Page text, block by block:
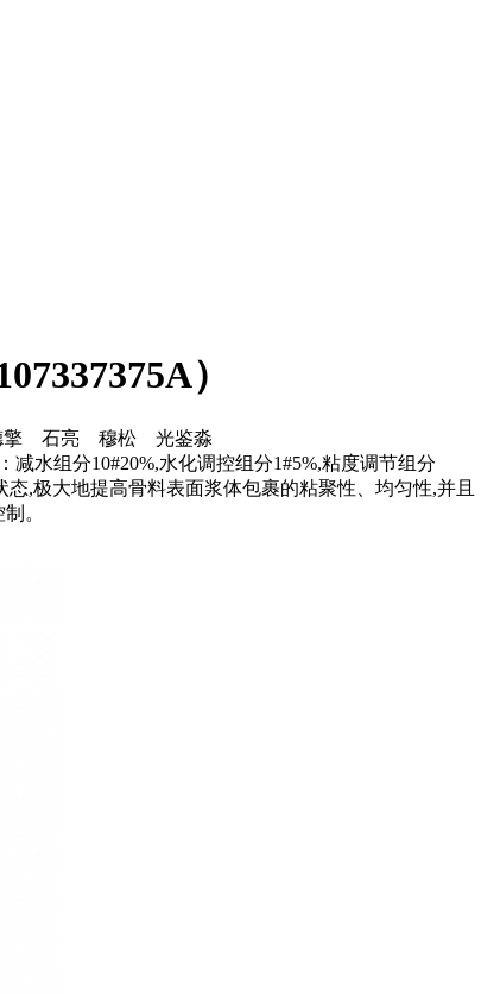
）
擎 石亮 穆松 光鉴淼
水组分10#20%,水化调控组分1#5%,粘度调节组分
,极大地提高骨料表面浆体包裹的粘聚性、均匀性,并且
。